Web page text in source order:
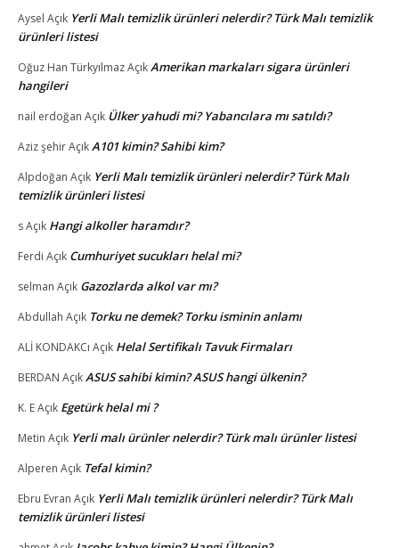
Aysel Açık Yerli Malı temizlik ürünleri nelerdir? Türk Malı temizlik
ürünleri listesi
Oğuz Han TürkyılmazAçıkAmerikan markaları sigara ürünleri
hangileri
nail erdoğan Açık Ülker yahudi mi? Yabancılara mı satıldı?
Aziz şehirAçıkA101 kimin? Sahibi kim?
Alpdoğan Açık Yerli Malı temizlik ürünleri nelerdir? Türk Malı
temizlik ürünleri listesi
sAçık Hangi alkoller haramdır?
Ferdi Açık Cumhuriyet sucukları helal mi?
selman Açık Gazozlarda alkol var mı?
Abdullah Açık Torku ne demek? Torku isminin anlamı
ALİ KONDAKCı Açık Helal Sertifikalı Tavuk Firmaları
BERDAN AçıkASUS sahibi kimin? ASUS hangi ülkenin?
K. EAçık Egetürk helal mi ?
Metin Açık Yerli malı ürünler nelerdir? Türk malı ürünler listesi
Alperen Açık Tefal kimin?
Ebru Evran Açık Yerli Malı temizlik ürünleri nelerdir? Türk Malı
temizlik ürünleri listesi